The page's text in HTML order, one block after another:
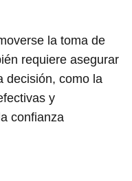
la toma de
requiere asegurar
decisión, como la
y
confianza